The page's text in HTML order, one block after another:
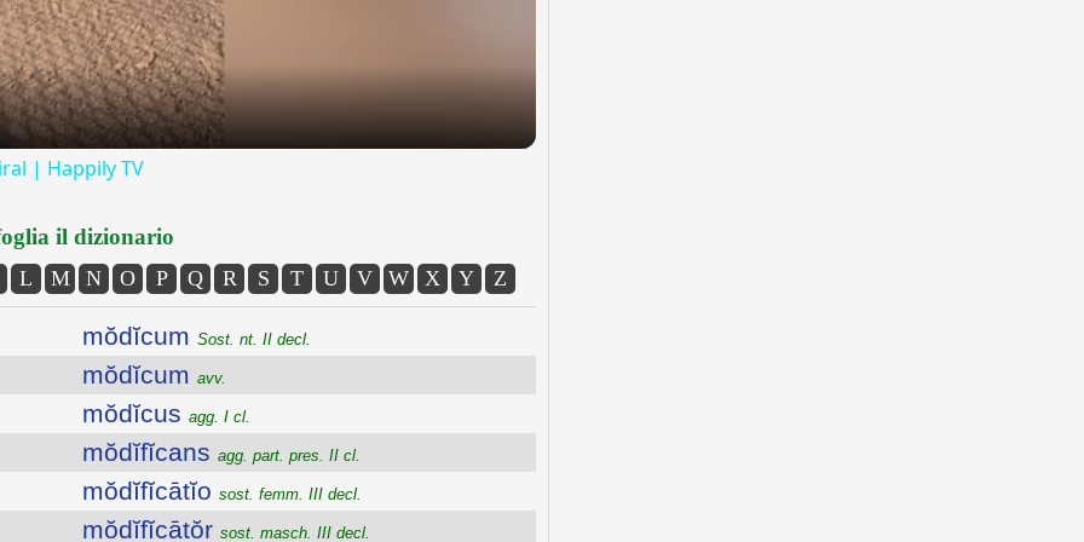
| Happily TV
il dizionario
L M N O P Q R S T U V W X Y Z
mŏdĭcum Sost. nt. II decl.
mŏdĭcum avv.
mŏdĭcus agg. I cl.
mŏdĭfĭcans agg. part. pres. II cl.
mŏdĭfĭcātĭo sost. femm. III decl.
mŏdĭfĭcātŏr sost. masch. III decl.